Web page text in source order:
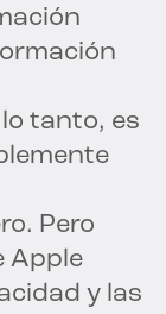
tanto, es
Pero
Apple
y las